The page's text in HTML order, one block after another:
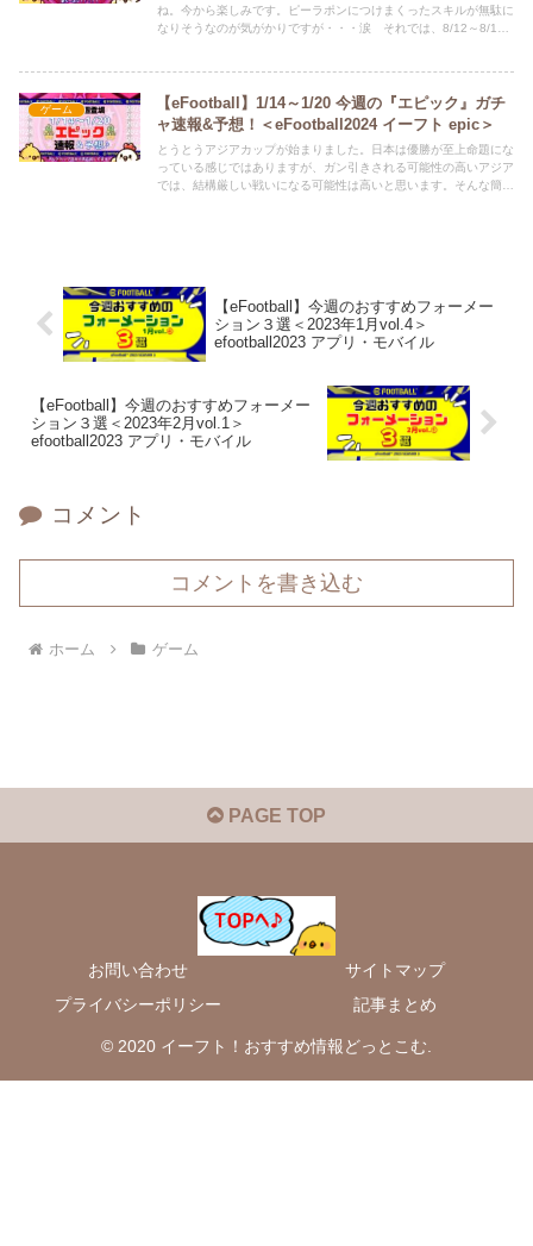
ね。今から楽しみです。ピーラポンにつけまくったスキルが無駄に
なりそうなのが気がかりですが・・・涙 それでは、8/12～8/18
ゲーム
【eFootball】1/14～1/20 今週の『エピック』ガチ
ャ速報&予想！＜eFootball2024 イーフト epic＞
とうとうアジアカップが始まりました。日本は優勝が至上命題にな
っている感じではありますが、ガン引きされる可能性の高いアジア
では、結構厳しい戦いになる可能性は高いと思います。そんな簡単
で、メンバー次第では残念な結果になる可能性も十分にありえると
思っています。というわけで、監督の采配もかなり重要になってく
るので、ポイチガンバレ！それでは、1/14～1/20の『エピックガ
チャ予想』をしていきます。Twitter（ひな担当）もよろしくお願い
します。ひなちゃんが、新記事の情報や、どうでも良いことつぶや
【eFootball】今週のおすすめフォーメー
ション３選＜2023年1月vol.4＞
efootball2023 アプリ・モバイル
【eFootball】今週のおすすめフォーメー
ション３選＜2023年2月vol.1＞
efootball2023 アプリ・モバイル
コメント
コメントを書き込む
ホーム ゲーム
PAGE TOP
お問い合わせ
サイトマップ
プライバシーポリシー
記事まとめ
© 2020 イーフト！おすすめ情報どっとこむ.